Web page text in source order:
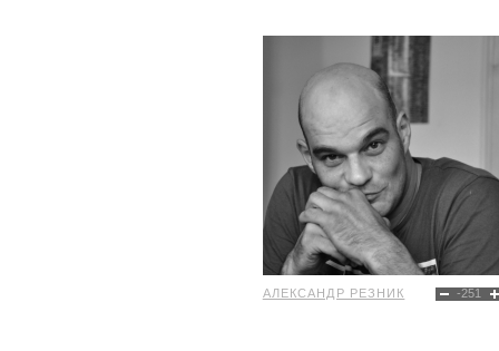
-251
АЛЕКСАНДР РЕЗНИК